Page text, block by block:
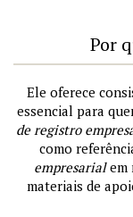
Por
Ele oferece
essencial para
de registro
como
empresarialem
materiais de